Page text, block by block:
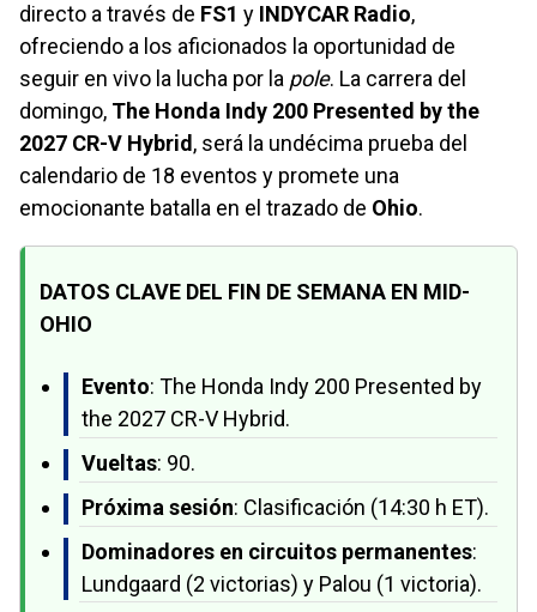
directo a través de FS1 y INDYCAR Radio,
ofreciendo a los aficionados la oportunidad de
seguir en vivo la lucha por la pole. La carrera del
domingo, The Honda Indy 200 Presented by the
2027 CR-V Hybrid, será la undécima prueba del
calendario de 18 eventos y promete una
emocionante batalla en el trazado de Ohio.
DATOS CLAVE DEL FIN DE SEMANA EN MID-
OHIO
Evento: The Honda Indy 200 Presented by
the 2027 CR-V Hybrid.
Vueltas: 90.
Próxima sesión: Clasificación (14:30 h ET).
Dominadores en circuitos permanentes:
Lundgaard (2 victorias) y Palou (1 victoria).